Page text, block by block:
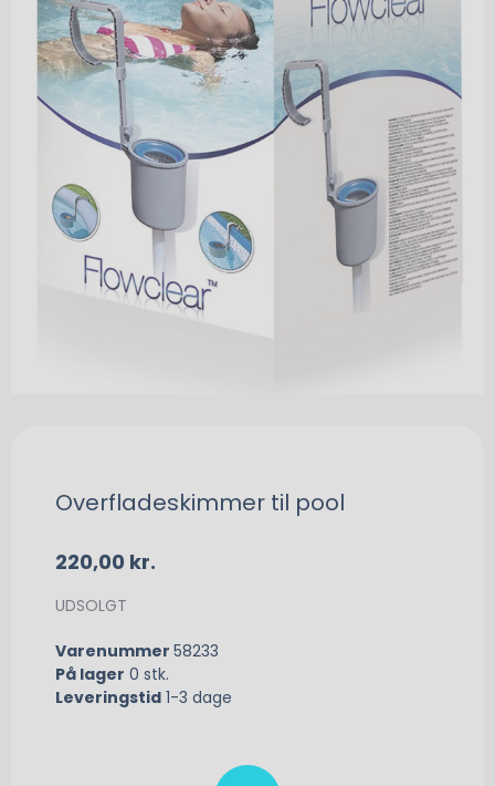
Overfladeskimmer til pool
220,00 kr.
UDSOLGT
Varenummer 58233
På lager 0 stk.
Leveringstid 1-3 dage